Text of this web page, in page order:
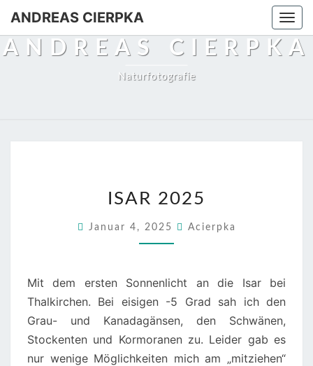
ANDREAS CIERPKA
ANDREAS CIERPKA
Naturfotografie
2025
ISAR 2025
Januar 4, 2025 Acierpka
Mit dem ersten Sonnenlicht an die Isar bei
Thalkirchen. Bei eisigen -5 Grad sah ich den
Grau- und Kanadagänsen, den Schwänen,
Stockenten und Kormoranen zu. Leider gab es
nur wenige Möglichkeiten mich am „mitziehen“